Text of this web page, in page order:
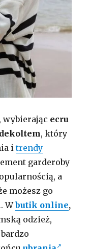
wybierając ecru
, który
itrendy
garderoby
a
możesz go
Wbutik online,
odzież,